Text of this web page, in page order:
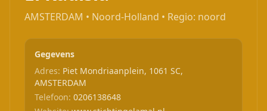
AMSTERDAM • Noord-Holland • Regio: noord
Gegevens
Adres: Piet Mondriaanplein, 1061 SC,
AMSTERDAM
Telefoon: 0206138648